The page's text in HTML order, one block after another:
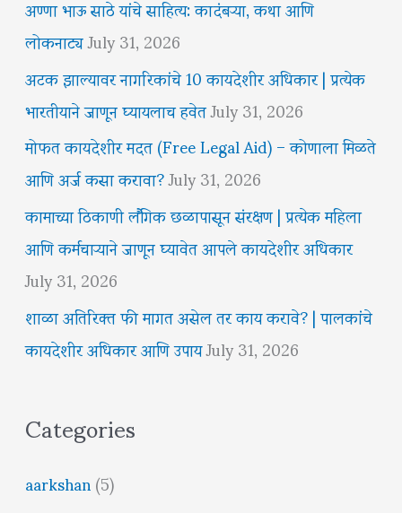
लोकनाट्यJuly 31, 2026
अटक झाल्यावर नागरिकांचे 10 कायदेशीर अधिकार | प्रत्येक
भारतीयाने जाणून घ्यायलाच हवेतJuly 31, 2026
मोफत कायदेशीर मदत (Free Legal Aid) – कोणाला मिळते
आणि अर्ज कसा करावा?July 31, 2026
कामाच्या ठिकाणी लैंगिक छळापासून संरक्षण | प्रत्येक महिला
आणि कर्मचाऱ्याने जाणून घ्यावेत आपले कायदेशीर अधिकार
July 31, 2026
शाळा अतिरिक्त फी मागत असेल तर काय करावे? | पालकांचे
कायदेशीर अधिकार आणि उपायJuly 31, 2026
Categories
aarkshan(5)